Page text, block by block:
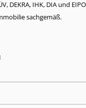
DEKRA, IHK, DIA und
sachgemäß.